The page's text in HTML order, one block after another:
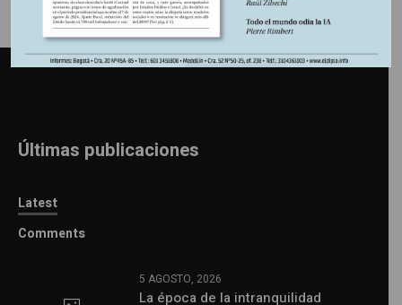
Últimas publicaciones
Latest
Comments
5 AGOSTO, 2026
La época de la intranquilidad